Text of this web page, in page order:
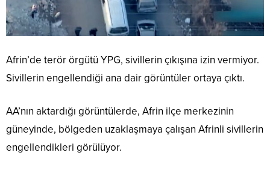
Afrin’de terör örgütü YPG, sivillerin çıkışına izin vermiyor.
Sivillerin engellendiği ana dair görüntüler ortaya çıktı.
AA’nın aktardığı görüntülerde, Afrin ilçe merkezinin
güneyinde, bölgeden uzaklaşmaya çalışan Afrinli sivillerin
engellendikleri görülüyor.